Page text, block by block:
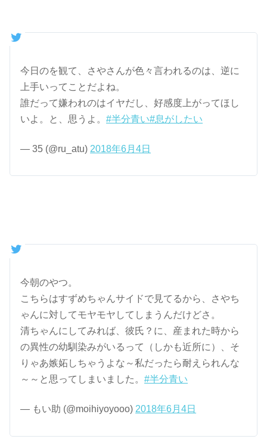
今日のを観て、さやさんが色々言われるのは、逆に
上手いってことだよね。
誰だって嫌われのはイヤだし、好感度上がってほし
いよ。と、思うよ。#半分青い#息がしたい
— 35 (@ru_atu) 2018年6月4日
今朝のやつ。
こちらはすずめちゃんサイドで見てるから、さやち
ゃんに対してモヤモヤしてしまうんだけどさ。
清ちゃんにしてみれば、彼氏？に、産まれた時から
の異性の幼馴染みがいるって（しかも近所に）、そ
りゃあ嫉妬しちゃうよな～私だったら耐えられんな
～～と思ってしまいました。#半分青い
— もい助 (@moihiyoyooo) 2018年6月4日